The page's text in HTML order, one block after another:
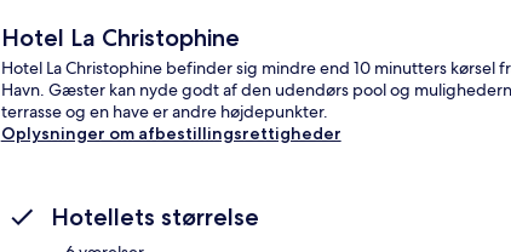
Hotel La Christophine
Hotel La Christophine befinder sig mindre end 10 minutters kørsel
Havn. Gæster kan nyde godt af den udendørs pool og
terrasse og en have er andre højdepunkter.
Oplysninger om afbestillingsrettigheder
Hotellets størrelse